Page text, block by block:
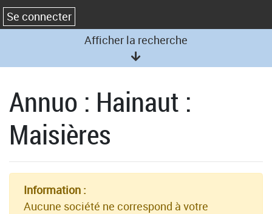
Afficher la recherche
Annuo : Hainaut :
Maisières
Information :
Aucune société ne correspond à votre